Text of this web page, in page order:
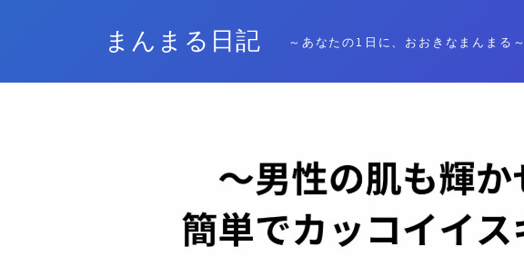
まんまる日記 ～あなたの1日に、おおきなまんまる～
格安SIM
暮らし